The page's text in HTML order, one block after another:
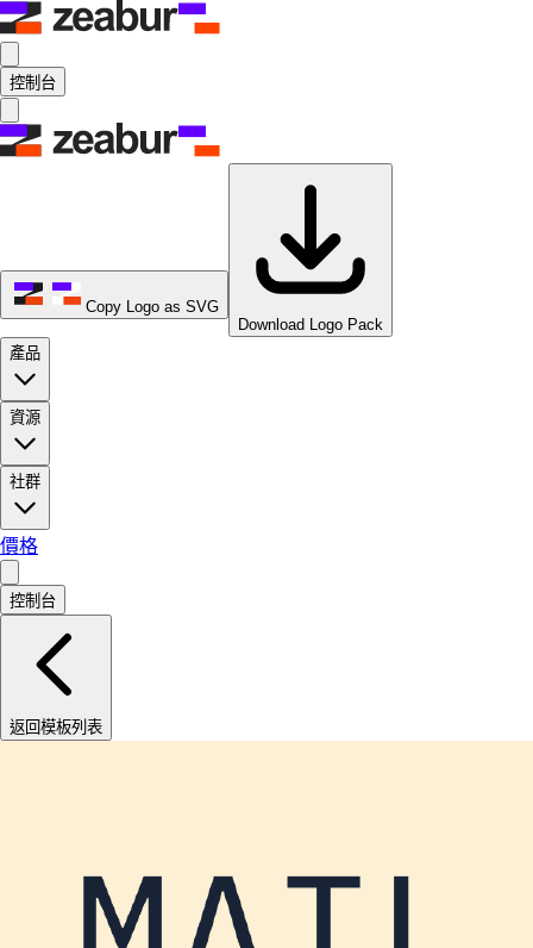
控制台
Copy Logo as SVG
Download Logo Pack
產品
資源
社群
價格
控制台
返回模板列表